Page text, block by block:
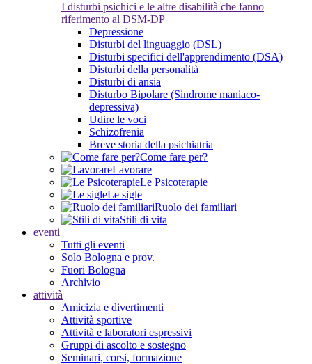
I disturbi psichici e le altre disabilità che fanno
riferimento al DSM-DP
Depressione
Disturbi del linguaggio (DSL)
Disturbi specifici dell'apprendimento (DSA)
Disturbi della personalità
Disturbi di ansia
Disturbo Bipolare (Sindrome maniaco-
depressiva)
Udire le voci
Schizofrenia
Breve storia della psichiatria
Come fare per?
Lavorare
Le Psicoterapie
Le sigle
Ruolo dei familiari
Stili di vita
eventi
Tutti gli eventi
Solo Bologna e prov.
Fuori Bologna
Archivio
attività
Amicizia e divertimenti
Attività sportive
Attività e laboratori espressivi
Gruppi di ascolto e sostegno
Seminari, corsi, formazione